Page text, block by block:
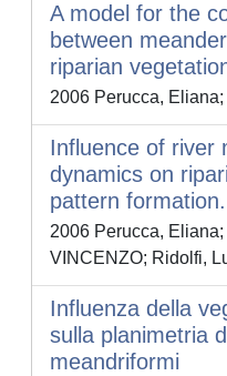
A model for the
between
riparian
2006 Perucca,
Influence of river
dynamics on
pattern formation.
2006 Perucca,
VINCENZO; Ridolfi,
Influenza della
sulla planimetria
meandriformi